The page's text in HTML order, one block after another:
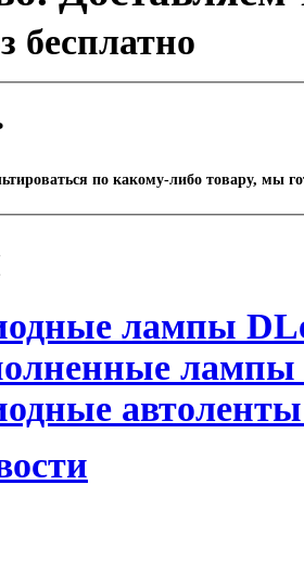
бесплатно
по какому-либо товару, мы
лампы